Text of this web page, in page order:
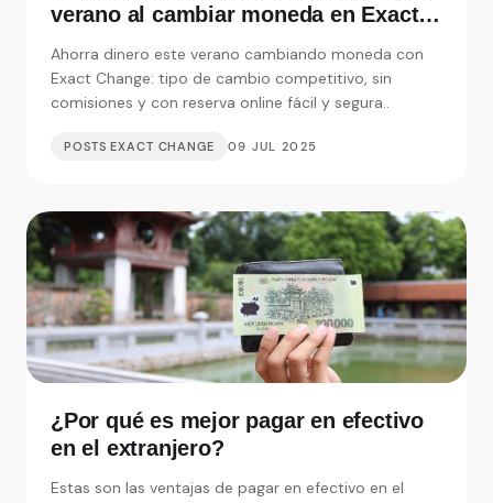
verano al cambiar moneda en Exact
Ahorra dinero este verano cambiando moneda con
Exact Change: tipo de cambio competitivo, sin
comisiones y con reserva online fácil y segura..
POSTS EXACT CHANGE 09 JUL 2025
¿Por qué es mejor pagar en efectivo
en el extranjero?
Estas son las ventajas de pagar en efectivo en el